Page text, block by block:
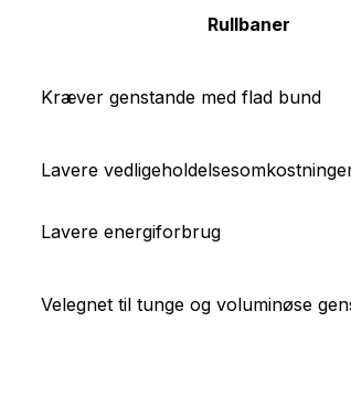
Rullbaner
Kræver genstande med flad bund
Lavere
Lavere energiforbrug
Velegnet til tunge og voluminøse